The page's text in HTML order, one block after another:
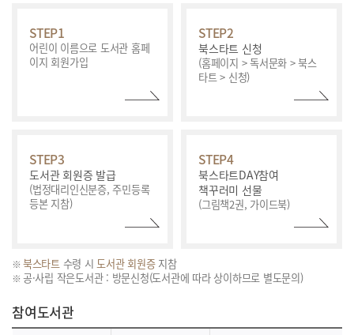
STEP1
어린이 이름으로 도서관 홈페
이지 회원가입
STEP2
북스타트 신청
(홈페이지 > 독서문화 >북스
타트 > 신청)
STEP3
도서관 회원증 발급
(법정대리인신분증, 주민등록
등본 지참)
STEP4
북스타트DAY참여
책꾸러미 선물
(그림책2권, 가이드북)
북스타트수령 시도서관 회원증지참
공·사립 작은도서관 : 방문신청(도서관에 따라 상이하므로 별도문의)
참여도서관